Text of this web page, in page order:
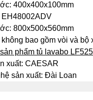
400x400x100mm
EH48002ADV
800x500x560mm
bao gồm vòi và bộ
phẩm tủ lavabo
xuất: CAESAR
sản xuất: Đài Loan